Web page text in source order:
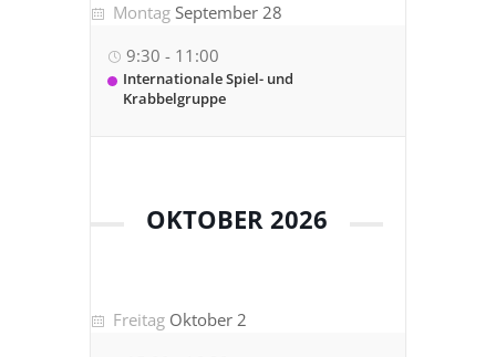
Montag September 28
9:30 - 11:00
Internationale Spiel- und
Krabbelgruppe
OKTOBER 2026
Freitag Oktober 2